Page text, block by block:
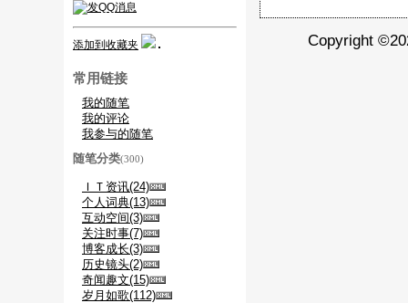
Copyright
添加到收藏夹
常用链接
我的随笔
我的评论
我参与的随笔
随笔分类(300)
ＩＴ资讯(24)
个人词典(13)
互动空间(3)
关注时事(7)
博客成长(3)
历史镜头(2)
奇闻趣文(15)
岁月如歌(112)